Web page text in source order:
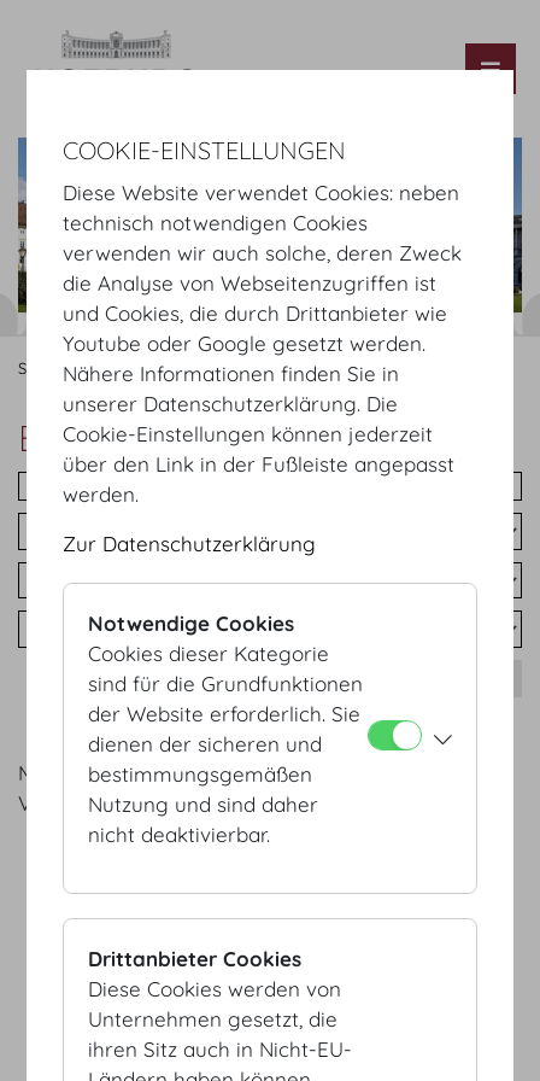
Startseite Eventkalender
Eventkalender
Mit diesen Einstellungen konnten keine
Veranstaltungen gefunden werden.
AGB
Datenschutz
Impressum
Sitemap
(c) 2026 Hofburg Vienna, Heldenplatz, 1010 Wien
Cookie Einstellungen
COOKIE-EINSTELLUNGEN
Diese Website verwendet Cookies: neben
technisch notwendigen Cookies
verwenden wir auch solche, deren Zweck
die Analyse von Webseitenzugriffen ist
und Cookies, die durch Drittanbieter wie
Youtube oder Google gesetzt werden.
Nähere Informationen finden Sie in
unserer Datenschutzerklärung. Die
Cookie-Einstellungen können jederzeit
über den Link in der Fußleiste angepasst
werden.
Zur Datenschutzerklärung
Notwendige Cookies
Cookies dieser Kategorie
sind für die Grundfunktionen
der Website erforderlich. Sie
dienen der sicheren und
bestimmungsgemäßen
Nutzung und sind daher
nicht deaktivierbar.
Drittanbieter Cookies
Diese Cookies werden von
Unternehmen gesetzt, die
ihren Sitz auch in Nicht-EU-